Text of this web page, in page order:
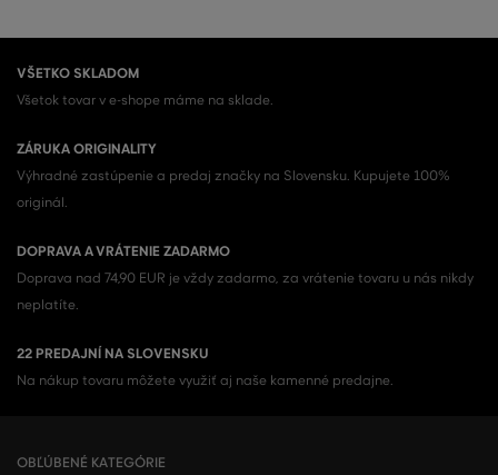
VŠETKO SKLADOM
Všetok tovar v e-shope máme na sklade.
ZÁRUKA ORIGINALITY
Výhradné zastúpenie a predaj značky na Slovensku. Kupujete 100%
originál.
DOPRAVA A VRÁTENIE ZADARMO
Doprava nad 74,90 EUR je vždy zadarmo, za vrátenie tovaru u nás nikdy
neplatíte.
22 PREDAJNÍ NA SLOVENSKU
Na nákup tovaru môžete využiť aj naše kamenné predajne.
OBĽÚBENÉ KATEGÓRIE